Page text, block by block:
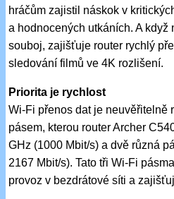
hráčům zajistil náskok v
a hodnocených utkáních. A když
souboj, zajišťuje router rychlý
sledování filmů ve 4K rozlišení.
Priorita je rychlost
Wi-Fi přenos dat je neuvěřitelně
pásem, kterou router Archer
GHz (1000 Mbit/s) a dvě různá
2167 Mbit/s). Tato tři Wi-Fi
provoz v bezdrátové síti a